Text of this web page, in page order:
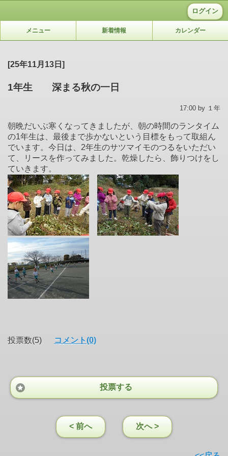
ログイン
メニュー 新着情報 カレンダー
[25年11月13日]
1年生 深まる秋の一日
17:00 by １年
朝晩だいぶ寒くなってきましたが、朝の時間のランタイム
の1年生は、最後まで歩かないという目標をもって取組ん
でいます。今日は、2年生のサツマイモのつるをいただい
て、リースを作ってみました。乾燥したら、飾りつけをし
ていきます。
投票数(5) コメント(0)
投票する
< 前へ 次へ >